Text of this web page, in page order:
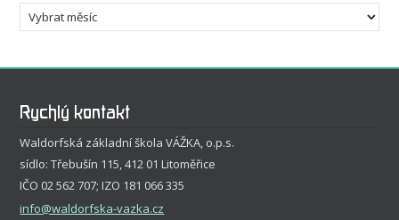
Archivy
Rychlý kontakt
Waldorfská základní škola VÁŽKA, o.p.s.
sídlo: Třebušín 115, 412 01 Litoměřice
IČO 02 562 707; IZO 181 066 335
info@waldorfska-vazka.cz